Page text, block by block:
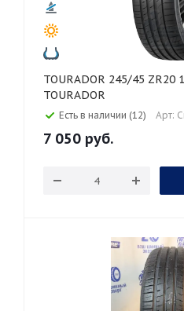
TOURADOR 245/45 ZR20 103Y XL X SPEED TU1,
TOURADOR
Есть в наличии (12) Арт:
7 050 руб.